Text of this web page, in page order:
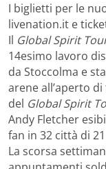
I biglietti per le
livenation.it e
Il Global Spirit
14esimo lavoro
da Stoccolma e
arene all’aperto
del Global Spirit
Andy Fletcher
fan in 32 città di
La scorsa